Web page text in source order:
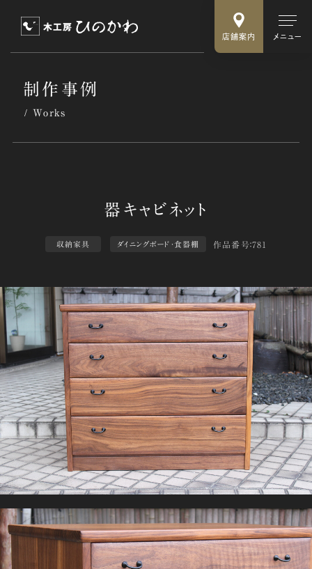
店舗案内 メニュー
制作事例
Works
収納家具 ダイニングボード・食器棚 作品番号：781